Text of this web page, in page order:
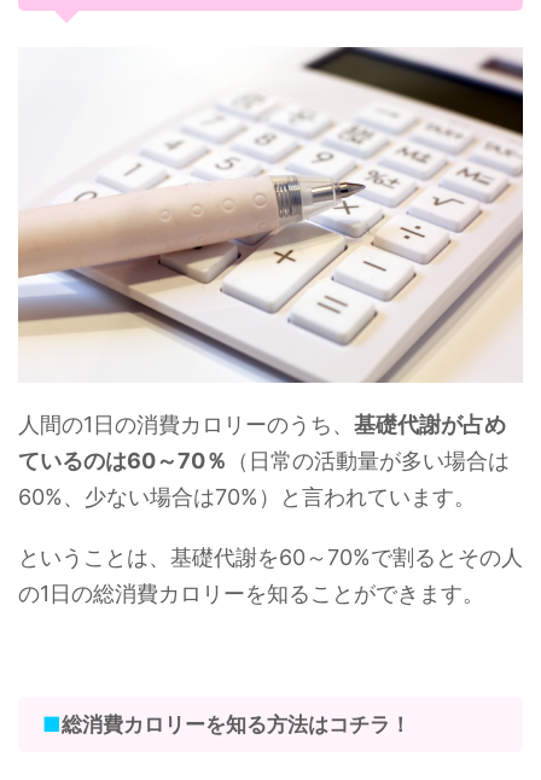
人間の1日の消費カロリーのうち、 基礎代謝が占め
ているのは60～70％ （日常の活動量が多い場合は
60%、少ない場合は70%）と言われています。
ということは、基礎代謝を60～70%で割るとその人
の1日の総消費カロリーを知ることができます。
■総消費カロリーを知る方法はコチラ！